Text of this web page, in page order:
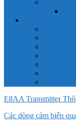
E8AA Transmitter
Các dòng cảm biến